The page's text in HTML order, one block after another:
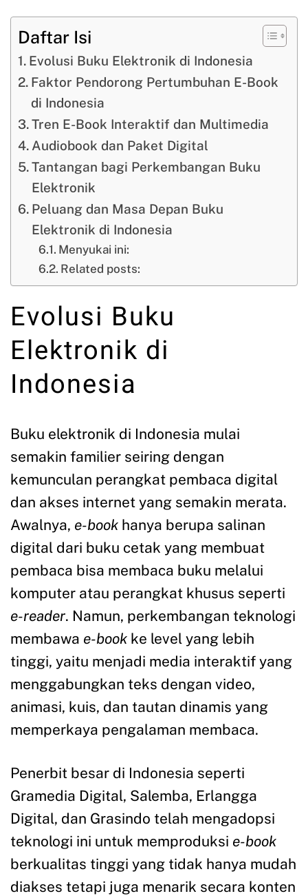
Daftar Isi
Evolusi Buku Elektronik di Indonesia
Faktor Pendorong Pertumbuhan E-Book
di Indonesia
Tren E-Book Interaktif dan Multimedia
Audiobook dan Paket Digital
Tantangan bagi Perkembangan Buku
Elektronik
Peluang dan Masa Depan Buku
Elektronik di Indonesia
Menyukai ini:
Related posts:
Evolusi Buku
Elektronik di
Indonesia
Buku elektronik di Indonesia mulai
semakin familier seiring dengan
kemunculan perangkat pembaca digital
dan akses internet yang semakin merata.
Awalnya, e-book hanya berupa salinan
digital dari buku cetak yang membuat
pembaca bisa membaca buku melalui
komputer atau perangkat khusus seperti
e-reader. Namun, perkembangan teknologi
membawa e-book ke level yang lebih
tinggi, yaitu menjadi media interaktif yang
menggabungkan teks dengan video,
animasi, kuis, dan tautan dinamis yang
memperkaya pengalaman membaca.
Penerbit besar di Indonesia seperti
Gramedia Digital, Salemba, Erlangga
Digital, dan Grasindo telah mengadopsi
teknologi ini untuk memproduksi e-book
berkualitas tinggi yang tidak hanya mudah
diakses tetapi juga menarik secara konten